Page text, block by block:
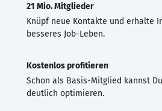
21 Mio. Mitglieder
Knüpf neue Kontakte und erhalte
besseres Job-Leben.
Kostenlos profitieren
Schon als Basis-Mitglied kannst
deutlich optimieren.